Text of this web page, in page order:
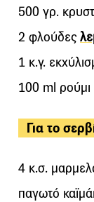
500 γρ.
2 φλούδες
1 κ.γ.
100 ml ρούμι
Για το
4 κ.σ.
παγωτό